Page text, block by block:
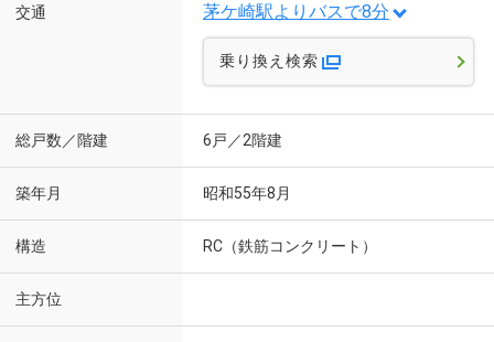
交通 茅ケ崎駅よりバスで8分
乗り換え検索
総戸数／階建 6戸／2階建
築年月 昭和55年8月
構造 RC（鉄筋コンクリート）
主方位